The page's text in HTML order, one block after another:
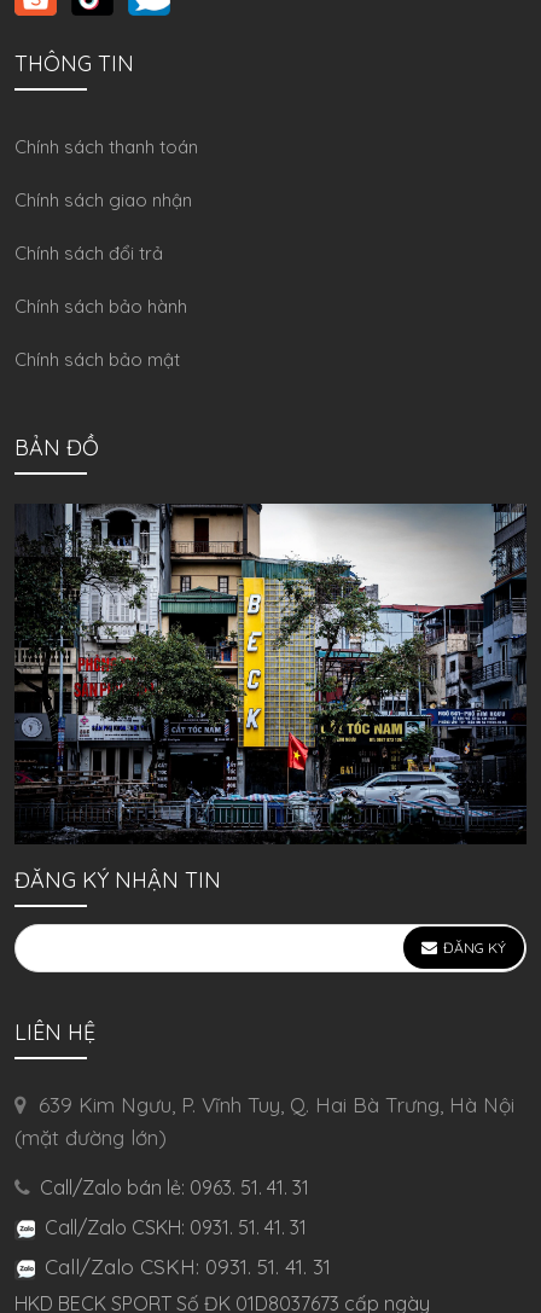
THÔNG TIN
Chính sách thanh toán
Chính sách giao nhận
Chính sách đổi trả
Chính sách bảo hành
Chính sách bảo mật
BẢN ĐỒ
ĐĂNG KÝ NHẬN TIN
ĐĂNG KÝ
LIÊN HỆ
639 Kim Ngưu, P. Vĩnh Tuy, Q. Hai Bà Trưng, Hà Nội
(mặt đường lớn)
Call/Zalo bán lẻ: 0963. 51. 41. 31
Call/Zalo CSKH: 0931. 51. 41. 31
Call/Zalo CSKH: 0931. 51. 41. 31
HKD BECK SPORT Số ĐK 01D8037673 cấp ngày